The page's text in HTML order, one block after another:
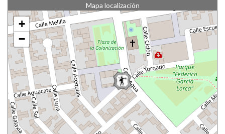
Mapa localización
+
−